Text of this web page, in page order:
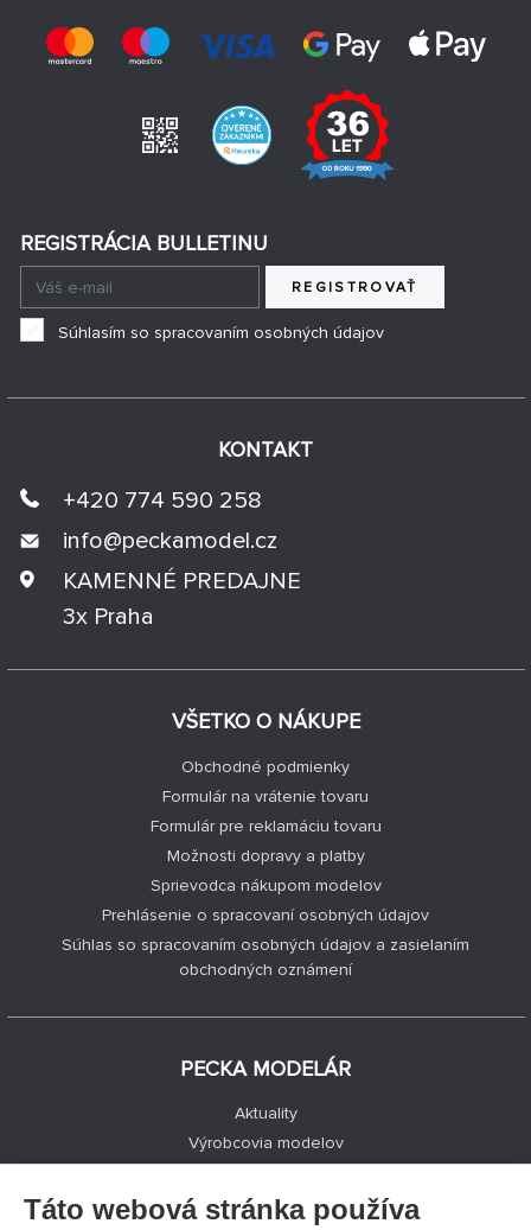
VŠETKO O NÁKUPE
Obchodné podmienky
Formulár na vrátenie tovaru
Formulár pre reklamáciu tovaru
Možnosti dopravy a platby
Sprievodca nákupom modelov
Prehlásenie o spracovaní osobných údajov
Súhlas so spracovaním osobných údajov a zasielaním
obchodných oznámení
PECKA MODELÁR
Aktuality
Výrobcovia modelov
Kontakty
KONTAKT
+420 774 590 258
info@peckamodel.cz
KAMENNÉ PREDAJNE
3x Praha
REGISTRÁCIA BULLETINU
REGISTROVAŤ
Súhlasím so spracovaním osobných údajov
Táto webová stránka používa